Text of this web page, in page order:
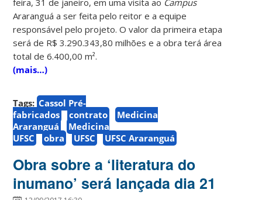
Araranguá a ser feita pelo reitor e a equipe
responsável pelo projeto. O valor da primeira etapa
será de R$ 3.290.343,80 milhões e a obra terá área
total de 6.400,00 m².
(mais…)
Tags: Cassol Pré-
fabricados
contrato
Medicina
Araranguá
Medicina
UFSC
obra UFSC UFSC Araranguá
Obra sobre a ‘literatura do
inumano’ será lançada dia 21